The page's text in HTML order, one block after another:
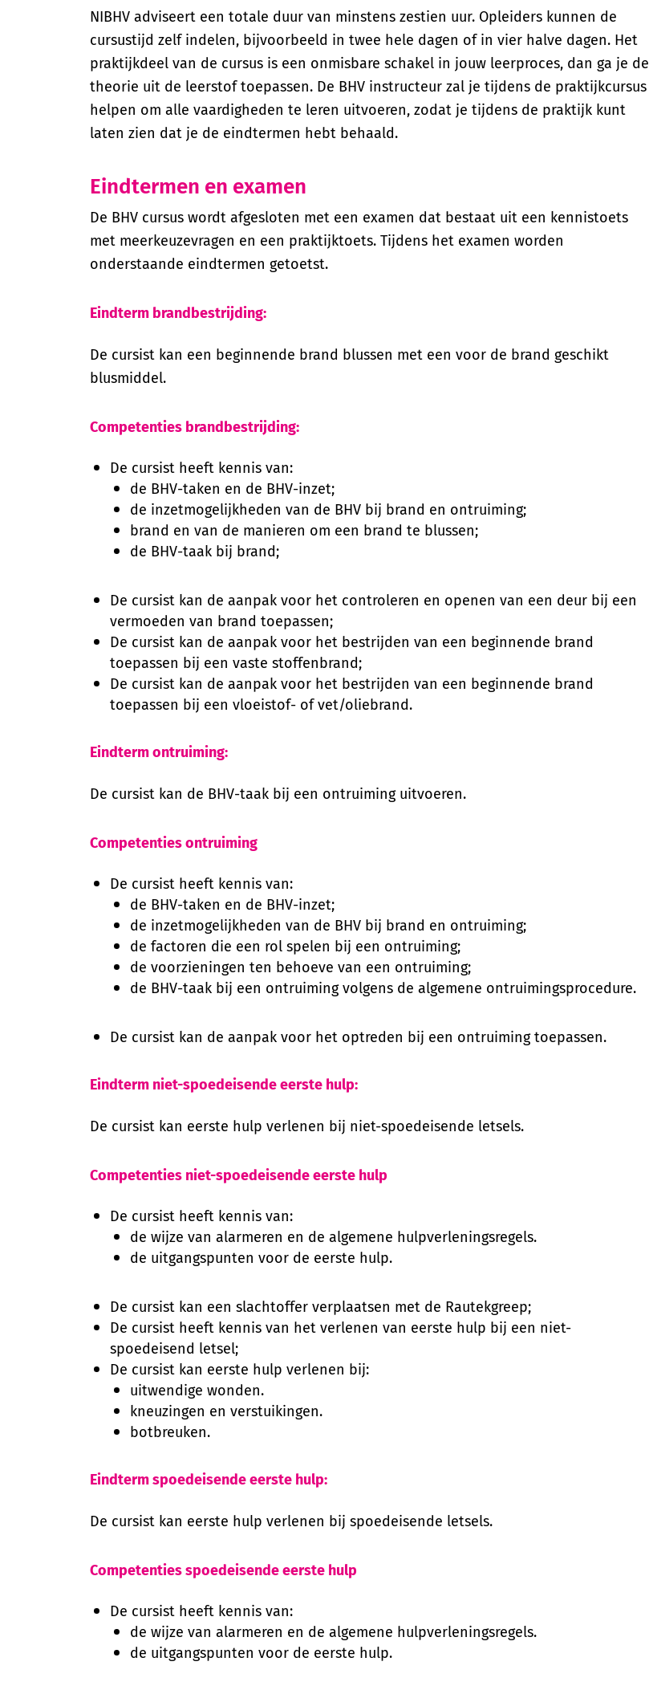
NIBHV adviseert een totale duur van minstens zestien uur. Opleiders kunnen de
cursustijd zelf indelen, bijvoorbeeld in twee hele dagen of in vier halve dagen. Het
praktijkdeel van de cursus is een onmisbare schakel in jouw leerproces, dan ga je de
theorie uit de leerstof toepassen. De BHV instructeur zal je tijdens de praktijkcursus
helpen om alle vaardigheden te leren uitvoeren, zodat je tijdens de praktijk kunt
laten zien dat je de eindtermen hebt behaald.
Eindtermen en examen
De BHV cursus wordt afgesloten met een examen dat bestaat uit een kennistoets
met meerkeuzevragen en een praktijktoets. Tijdens het examen worden
onderstaande eindtermen getoetst.
Eindterm brandbestrijding:
De cursist kan een beginnende brand blussen met een voor de brand geschikt
blusmiddel.
Competenties brandbestrijding:
De cursist heeft kennis van:
de BHV-taken en de BHV-inzet;
de inzetmogelijkheden van de BHV bij brand en ontruiming;
brand en van de manieren om een brand te blussen;
de BHV-taak bij brand;
De cursist kan de aanpak voor het controleren en openen van een deur bij een
vermoeden van brand toepassen;
De cursist kan de aanpak voor het bestrijden van een beginnende brand
toepassen bij een vaste stoffenbrand;
De cursist kan de aanpak voor het bestrijden van een beginnende brand
toepassen bij een vloeistof- of vet/oliebrand.
Eindterm ontruiming:
De cursist kan de BHV-taak bij een ontruiming uitvoeren.
Competenties ontruiming
De cursist heeft kennis van:
de BHV-taken en de BHV-inzet;
de inzetmogelijkheden van de BHV bij brand en ontruiming;
de factoren die een rol spelen bij een ontruiming;
de voorzieningen ten behoeve van een ontruiming;
de BHV-taak bij een ontruiming volgens de algemene ontruimingsprocedure.
De cursist kan de aanpak voor het optreden bij een ontruiming toepassen.
Eindterm niet-spoedeisende eerste hulp:
De cursist kan eerste hulp verlenen bij niet-spoedeisende letsels.
Competenties niet-spoedeisende eerste hulp
De cursist heeft kennis van:
de wijze van alarmeren en de algemene hulpverleningsregels.
de uitgangspunten voor de eerste hulp.
De cursist kan een slachtoffer verplaatsen met de Rautekgreep;
De cursist heeft kennis van het verlenen van eerste hulp bij een niet-
spoedeisend letsel;
De cursist kan eerste hulp verlenen bij:
uitwendige wonden.
kneuzingen en verstuikingen.
botbreuken.
Eindterm spoedeisende eerste hulp:
De cursist kan eerste hulp verlenen bij spoedeisende letsels.
Competenties spoedeisende eerste hulp
De cursist heeft kennis van:
de wijze van alarmeren en de algemene hulpverleningsregels.
de uitgangspunten voor de eerste hulp.